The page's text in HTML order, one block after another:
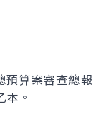
預算案審查總報
本。